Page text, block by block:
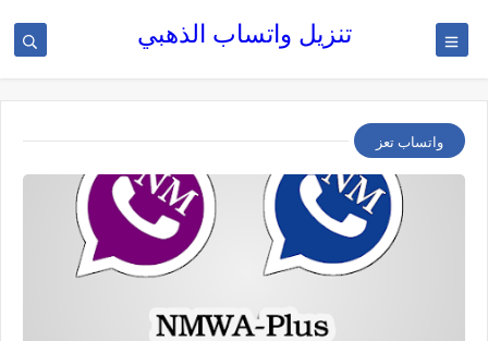
تنزيل واتساب الذهبي
واتساب تعز